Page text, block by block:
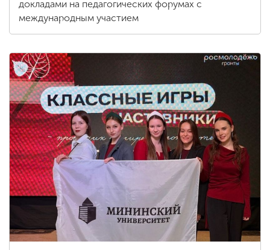
докладами на педагогических форумах с
международным участием